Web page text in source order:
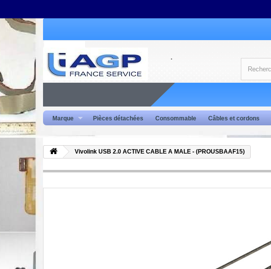
Marque Pièces détachées Consommable Câbles et cordons
Vivolink USB 2.0 ACTIVE CABLE A MALE - (PROUSBAAF15)